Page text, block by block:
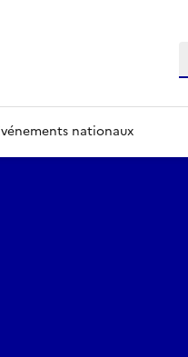
nationaux